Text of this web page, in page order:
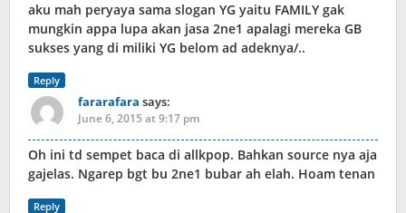
aku mah peryaya sama slogan YG yaitu FAMILY gak
mungkin appa lupa akan jasa 2ne1 apalagi mereka GB
sukses yang di miliki YG belom ad adeknya/..
Reply
fararafara says:
June 6, 2015 at 9:17 pm
Oh ini td sempet baca di allkpop. Bahkan source nya aja
gajelas. Ngarep bgt bu 2ne1 bubar ah elah. Hoam tenan
Reply